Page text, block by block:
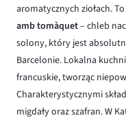
aromatycznych ziołach.
amb tomàquet– chleb
solony, który jest
Barcelonie. Lokalna
francuskie, tworząc
Charakterystycznymi
migdały oraz szafran. W